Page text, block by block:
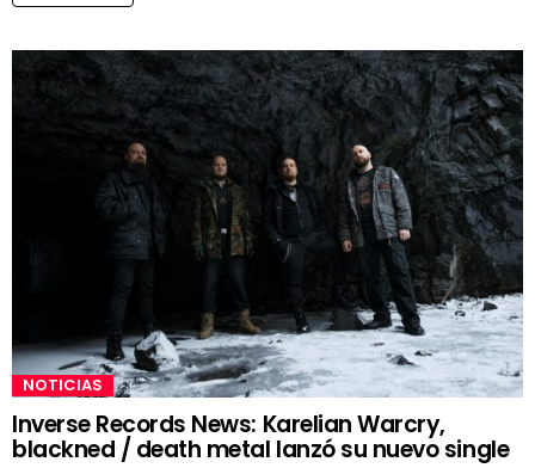
NOTICIAS
Inverse Records News: Karelian Warcry,
blackned / death metal lanzó su nuevo single